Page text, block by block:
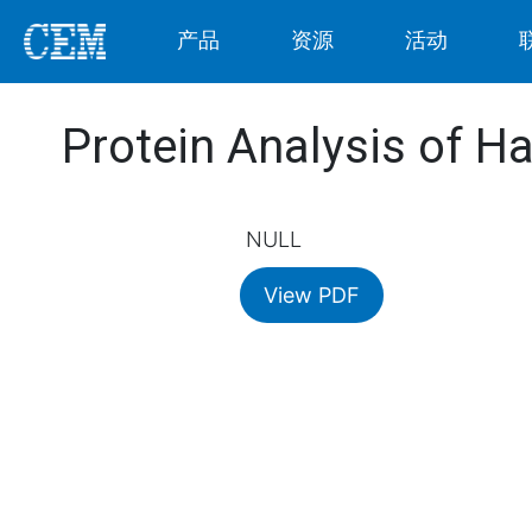
产品 资源 活动
Protein Analysis of
NULL
View PDF